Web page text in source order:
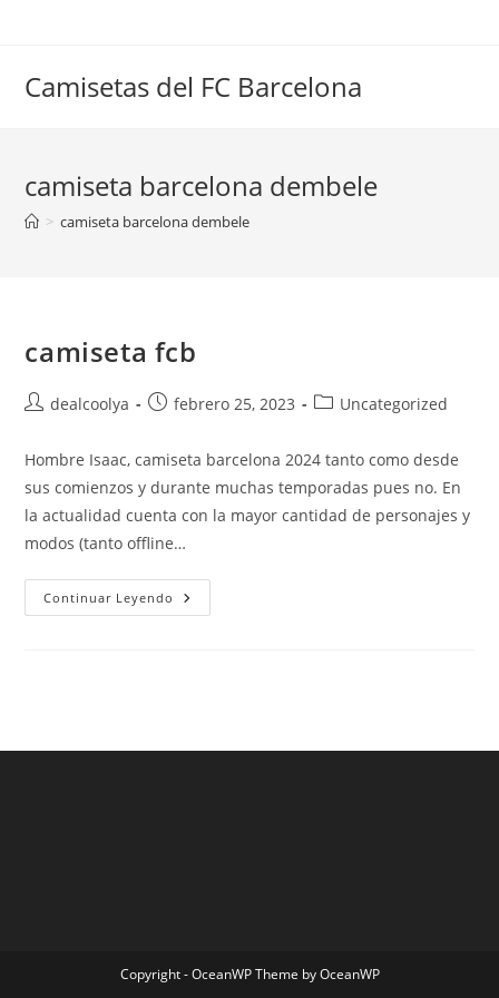
Camisetas del FC Barcelona
camiseta barcelona dembele
> camiseta barcelona dembele
camiseta fcb
Autor
la
entrada:
dealcoolya
Publicación
entrada:
febrero 25, 2023
Categoría
la
entrada:
Uncategorized
Hombre Isaac, camiseta barcelona 2024 tanto como desde
sus comienzos y durante muchas temporadas pues no. En
la actualidad cuenta con la mayor cantidad de personajes y
modos (tanto offline…
Continuar Leyendo Camiseta
Fcb
Copyright - OceanWP Theme by OceanWP